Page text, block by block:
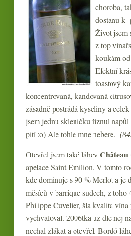
choroba,
dostanu k
Život jsem
z top
koukám
Efektní
toastový
koncentrovaná, kandovaná
zásadně postrádá kyseliny a
jsem jednu skleničku říznul
pití :o) Ale tohle mne nebere.
Otevřel jsem také láhevChâteau
apelace Saint Emilion. V tomto
kde dominuje s 90 % Merlot a je
měsíců v barrique sudech, z toho
Philippe Cuvelier, šla kvalita vína
vychvaloval. 2006tka už dle něj
nechal zlákat a otevřel. Bordó